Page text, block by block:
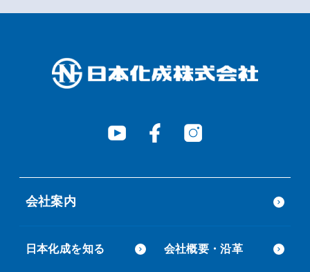
会社案内
日本化成を知る 会社概要・沿革